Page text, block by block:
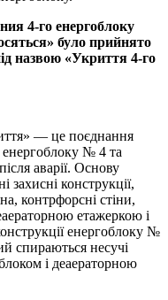
4-го енергоблоку
було прийнято
назвою «Укриття 4-го
— це поєднання
енергоблоку № 4 та
аварії. Основу
захисні конструкції,
контрфорсні стіни,
етажеркою і
енергоблоку №
спираються несучі
і деаераторною